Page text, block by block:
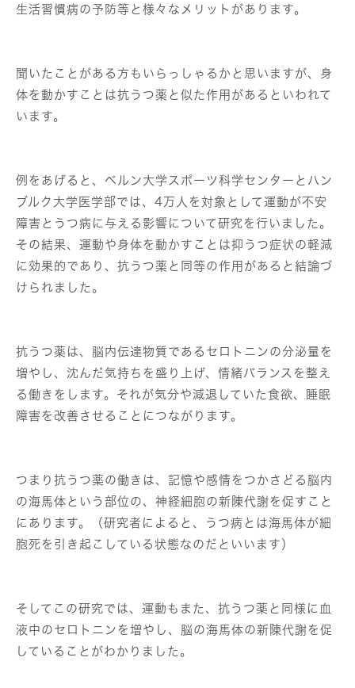
生活習慣病の予防等と様々なメリットがあります。
聞いたことがある方もいらっしゃるかと思いますが、身
体を動かすことは抗うつ薬と似た作用があるといわれて
います。
例をあげると、ベルン大学スポーツ科学センターとハン
ブルク大学医学部では、4万人を対象として運動が不安
障害とうつ病に与える影響について研究を行いました。
その結果、運動や身体を動かすことは抑うつ症状の軽減
に効果的であり、抗うつ薬と同等の作用があると結論づ
けられました。
抗うつ薬は、脳内伝達物質であるセロトニンの分泌量を
増やし、沈んだ気持ちを盛り上げ、情緒バランスを整え
る働きをします。それが気分や減退していた食欲、睡眠
障害を改善させることにつながります。
つまり抗うつ薬の働きは、記憶や感情をつかさどる脳内
の海馬体という部位の、神経細胞の新陳代謝を促すこと
にあります。（研究者によると、うつ病とは海馬体が細
胞死を引き起こしている状態なのだといいます）
そしてこの研究では、運動もまた、抗うつ薬と同様に血
液中のセロトニンを増やし、脳の海馬体の新陳代謝を促
していることがわかりました。